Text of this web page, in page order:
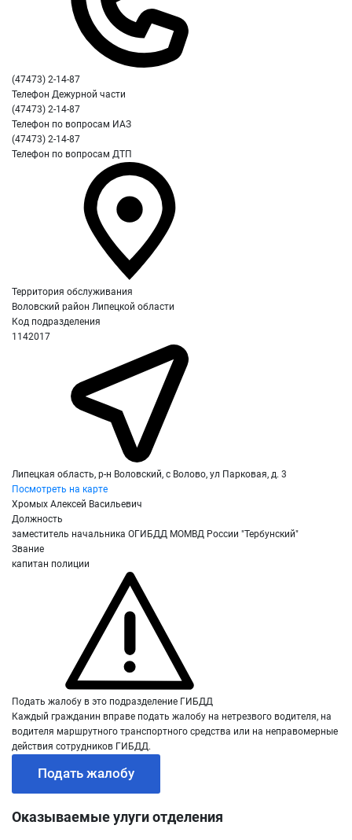
(47473) 2-14-87
Телефон Дежурной части
(47473) 2-14-87
Телефон по вопросам ИАЗ
(47473) 2-14-87
Телефон по вопросам ДТП
Территория обслуживания
Воловский район Липецкой области
Код подразделения
1142017
Липецкая область, р-н Воловский, с Волово, ул Парковая, д. 3
Посмотреть на карте
Хромых Алексей Васильевич
Должность
заместитель начальника ОГИБДД МОМВД России "Тербунский"
Звание
капитан полиции
Подать жалобу в это подразделение ГИБДД
Каждый гражданин вправе подать жалобу на нетрезвого водителя, на
водителя маршрутного транспортного средства или на неправомерные
действия сотрудников ГИБДД.
Подать жалобу
Оказываемые улуги отделения